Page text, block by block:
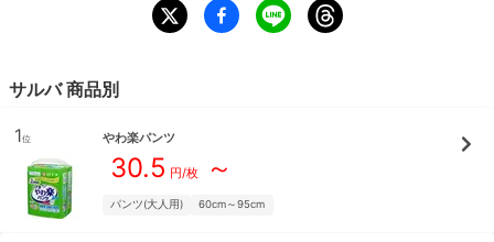
サルバ商品別
1位 やわ楽パンツ
30.5 円/枚～
パンツ(大人用) 60cm～95cm